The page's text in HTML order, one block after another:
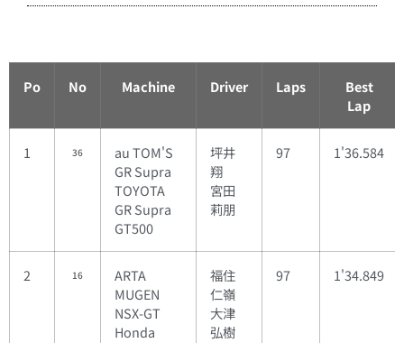
Po No Machine Driver Laps
Best
Lap
1 36
au TOM'S
GR Supra
TOYOTA
GR Supra
GT500
坪井
翔
宮田
莉朋
97 1'36.584
2 16
ARTA
MUGEN
NSX-GT
Honda
福住
仁嶺
大津
弘樹
97 1'34.849